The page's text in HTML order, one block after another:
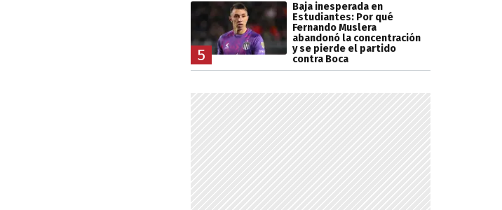
5
Baja inesperada en
Estudiantes: Por qué
Fernando Muslera
abandonó la concentración
y se pierde el partido
contra Boca